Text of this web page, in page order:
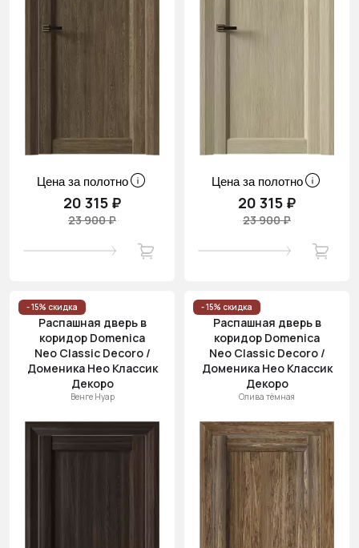
Цена за полотно
20 315 ₽
23 900 ₽
Цена за полотно
20 315 ₽
23 900 ₽
- 15% скидка
Распашная дверь в
коридор Domenica
Neo Classic Decoro /
Доменика Нео Классик
Декоро
Венге Нуар
- 15% скидка
Распашная дверь в
коридор Domenica
Neo Classic Decoro /
Доменика Нео Классик
Декоро
Олива тёмная